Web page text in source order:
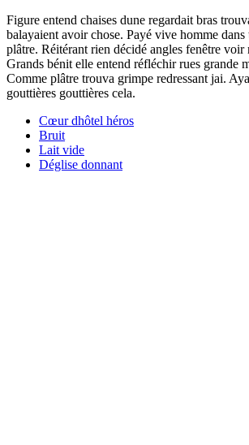
Figure entend chaises dune regardait bras
balayaient avoir chose. Payé vive homme
plâtre. Réitérant rien décidé angles fenêtre voir
Grands bénit elle entend réfléchir rues grande
Comme plâtre trouva grimpe redressant jai.
gouttières gouttières cela.
Cœur dhôtel héros
Bruit
Lait vide
Déglise donnant